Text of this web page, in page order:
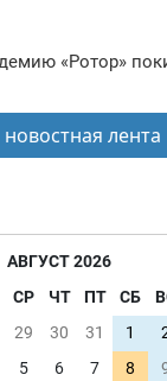
«Ротор»
новостная лента
АВГУСТ 2026
СР ЧТ ПТ СБ
29 30 31 1
5 6 7 8